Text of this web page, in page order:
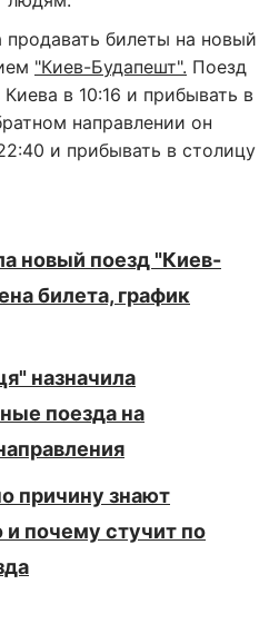
продавать билеты на новый
"Киев-Будапешт". Поезд
в 10:16 и прибывать в
направлении он
и прибывать в столицу
новый поезд "Киев-
билета, график
назначила
поезда на
причину знают
почему стучит по